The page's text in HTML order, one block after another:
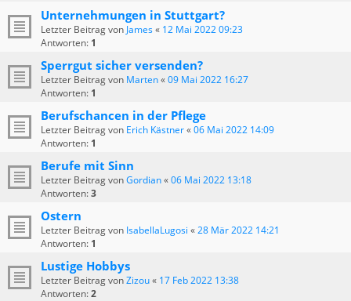
Unternehmungen in Stuttgart?
Letzter Beitrag von James« 12 Mai 2022 09:23
Antworten: 1
Sperrgut sicher versenden?
Letzter Beitrag von Marten«09 Mai 2022 16:27
Antworten: 1
Berufschancen in der Pflege
Letzter Beitrag von Erich Kästner«06 Mai 2022 14:09
Antworten: 1
Berufe mit Sinn
Letzter Beitrag vonGordian«06 Mai 2022 13:18
Antworten:3
Ostern
Letzter Beitrag von IsabellaLugosi «28 Mär 2022 14:21
Antworten: 1
Lustige Hobbys
Letzter Beitrag vonZizou« 17 Feb 2022 13:38
Antworten:2